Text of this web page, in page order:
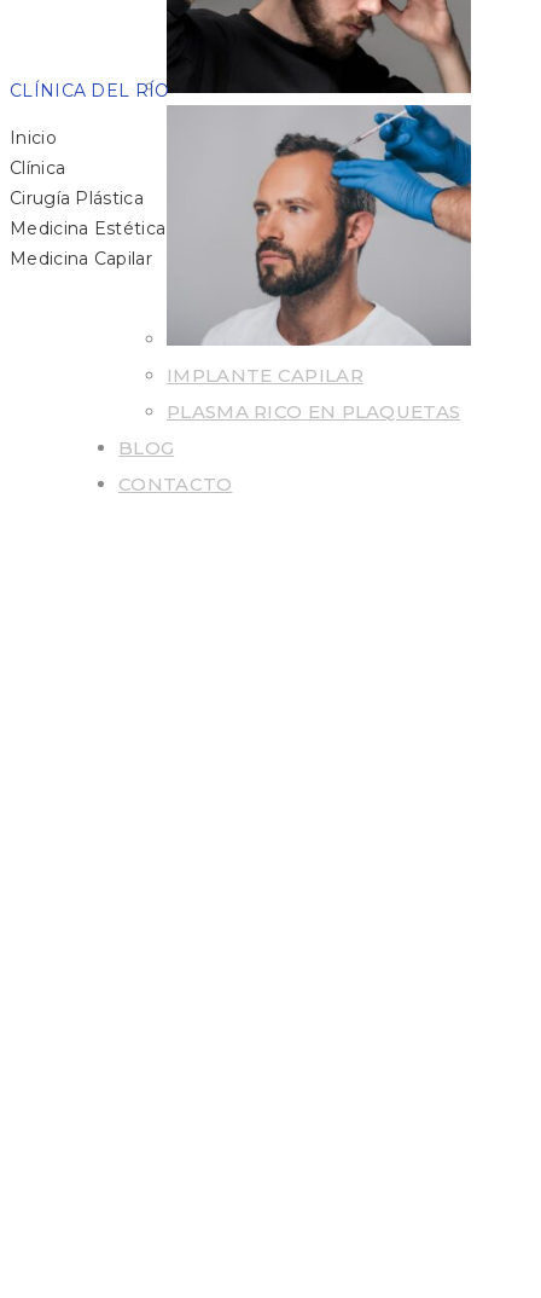
IMPLANTE CAPILAR
PLASMA RICO EN PLAQUETAS
BLOG
CONTACTO
CLÍNICA DEL RÍO
Inicio
Clínica
Cirugía Plástica
Medicina Estética
Medicina Capilar